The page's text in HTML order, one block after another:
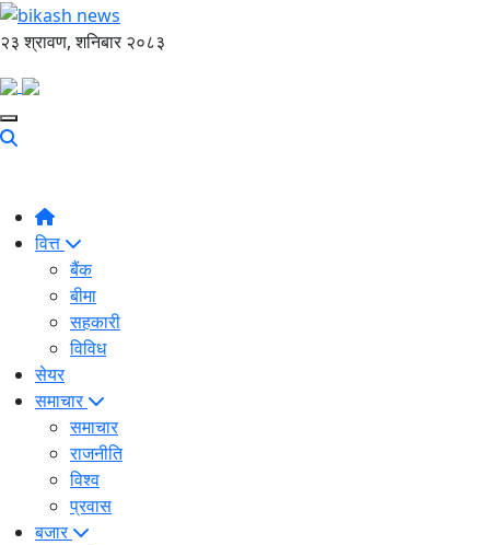
२३ श्रावण, शनिबार २०८३
वित्त
बैंक
बीमा
सहकारी
विविध
सेयर
समाचार
समाचार
राजनीति
विश्व
प्रवास
बजार